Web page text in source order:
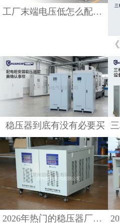
工厂末端电压低怎么配稳压器
稳压器到底有没有必要买
稳压器到底有没有必要
2026年热门的稳压器厂家排名前十有哪些？最新榜单解读
2026年热门的稳压器厂
家排名前十有哪些？最
新榜单解读
查看详情